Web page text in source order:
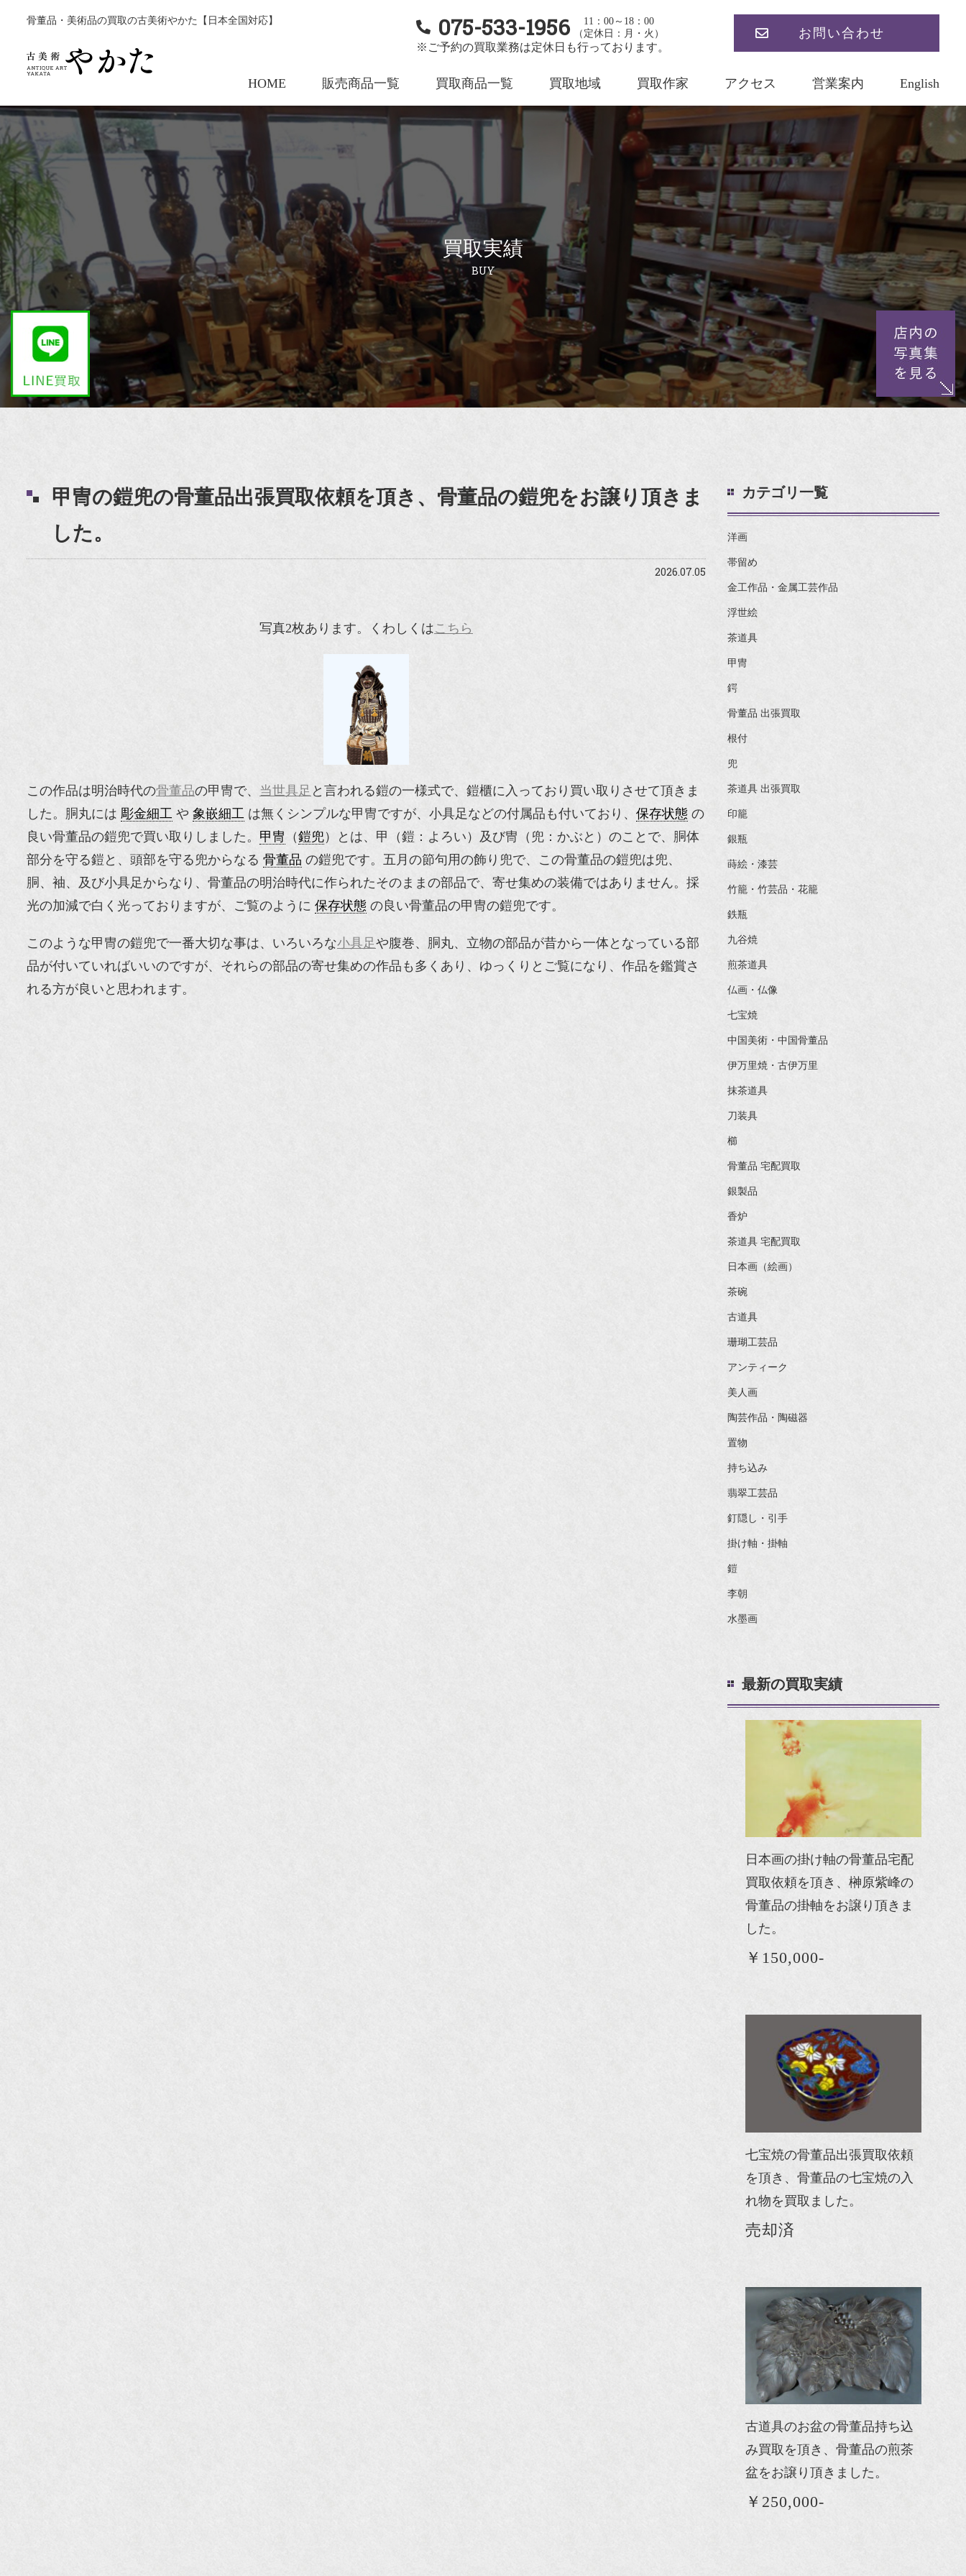
骨董品・美術品の買取の古美術やかた【日本全国対応】 075-533-1956
11：00～18：00
（定休日：月・火）
※ご予約の買取業務は定休日も行っております。
お問い合わせ
HOME 販売商品一覧 買取商品一覧 買取地域 買取作家 アクセス 営業案内 English
買取実績
BUY
甲冑の鎧兜の骨董品出張買取依頼を頂き、骨董品の鎧兜をお譲り頂きま
した。
2026.07.05
写真2枚あります。くわしくはこちら
この作品は明治時代の骨董品の甲冑で、 当世具足 と言われる鎧の一様式で、鎧櫃に入っており買い取りさせて頂きま
した。胴丸には 彫金細工 や 象嵌細工 は無くシンプルな甲冑ですが、小具足などの付属品も付いており、 保存状態 の
良い骨董品の鎧兜で買い取りしました。 甲冑 （鎧兜）とは、甲（鎧：よろい）及び冑（兜：かぶと）のことで、胴体
部分を守る鎧と、頭部を守る兜からなる 骨董品 の鎧兜です。五月の節句用の飾り兜で、この骨董品の鎧兜は兜、
胴、袖、及び小具足からなり、骨董品の明治時代に作られたそのままの部品で、寄せ集めの装備ではありません。採
光の加減で白く光っておりますが、ご覧のように 保存状態 の良い骨董品の甲冑の鎧兜です。
このような甲冑の鎧兜で一番大切な事は、いろいろな小具足や腹巻、胴丸、立物の部品が昔から一体となっている部
品が付いていればいいのですが、それらの部品の寄せ集めの作品も多くあり、ゆっくりとご覧になり、作品を鑑賞さ
れる方が良いと思われます。
カテゴリ一覧
洋画
帯留め
金工作品・金属工芸作品
浮世絵
茶道具
甲冑
鍔
骨董品 出張買取
根付
兜
茶道具 出張買取
印籠
銀瓶
蒔絵・漆芸
竹籠・竹芸品・花籠
鉄瓶
九谷焼
煎茶道具
仏画・仏像
七宝焼
中国美術・中国骨董品
伊万里焼・古伊万里
抹茶道具
刀装具
櫛
骨董品 宅配買取
銀製品
香炉
茶道具 宅配買取
日本画（絵画）
茶碗
古道具
珊瑚工芸品
アンティーク
美人画
陶芸作品・陶磁器
置物
持ち込み
翡翠工芸品
釘隠し・引手
掛け軸・掛軸
鎧
李朝
水墨画
最新の買取実績
日本画の掛け軸の骨董品宅配
買取依頼を頂き、榊原紫峰の
骨董品の掛軸をお譲り頂きま
した。
￥150,000-
七宝焼の骨董品出張買取依頼
を頂き、骨董品の七宝焼の入
れ物を買取ました。
売却済
古道具のお盆の骨董品持ち込
み買取を頂き、骨董品の煎茶
盆をお譲り頂きました。
￥250,000-